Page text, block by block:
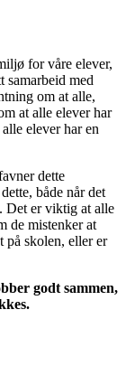
for våre elever,
samarbeid med
om at alle,
at alle elever har
elever har en
dette
både når det
Det er viktig at alle
de mistenker at
på skolen, eller er
godt sammen,